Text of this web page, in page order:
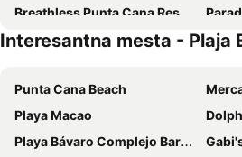
Breathless Punta Cana Resort & Spa
Hotel Riu Palace Macao
Punta Cana Beach
Four
Hotel Riu Palace Punta Cana
Hotel
Catalonia Punta Cana - All Inclusive
Interesantna mesta - Plaja
Punta Cana Beach
Playa Macao
Playa Bávaro Complejo Barceló Bávaro